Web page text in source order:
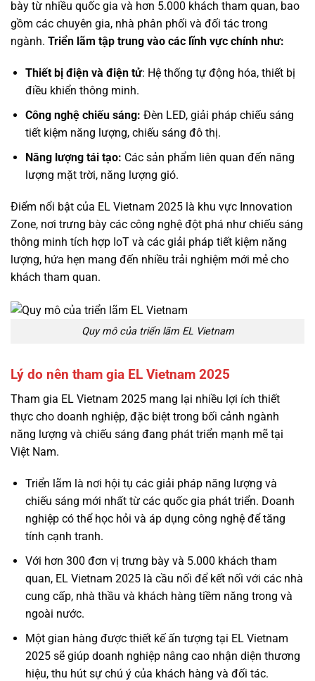
bày từ nhiều quốc gia và hơn 5.000 khách tham quan, bao
gồm các chuyên gia, nhà phân phối và đối tác trong
ngành. Triển lãm tập trung vào các lĩnh vực chính như:
Thiết bị điện và điện tử: Hệ thống tự động hóa, thiết bị
điều khiển thông minh.
Công nghệ chiếu sáng: Đèn LED, giải pháp chiếu sáng
tiết kiệm năng lượng, chiếu sáng đô thị.
Năng lượng tái tạo: Các sản phẩm liên quan đến năng
lượng mặt trời, năng lượng gió.
Điểm nổi bật của EL Vietnam 2025 là khu vực Innovation
Zone, nơi trưng bày các công nghệ đột phá như chiếu sáng
thông minh tích hợp IoT và các giải pháp tiết kiệm năng
lượng, hứa hẹn mang đến nhiều trải nghiệm mới mẻ cho
khách tham quan.
Quy mô của triển lãm EL Vietnam
Lý do nên tham gia EL Vietnam 2025
Tham gia EL Vietnam 2025 mang lại nhiều lợi ích thiết
thực cho doanh nghiệp, đặc biệt trong bối cảnh ngành
năng lượng và chiếu sáng đang phát triển mạnh mẽ tại
Việt Nam.
Triển lãm là nơi hội tụ các giải pháp năng lượng và
chiếu sáng mới nhất từ các quốc gia phát triển. Doanh
nghiệp có thể học hỏi và áp dụng công nghệ để tăng
tính cạnh tranh.
Với hơn 300 đơn vị trưng bày và 5.000 khách tham
quan, EL Vietnam 2025 là cầu nối để kết nối với các nhà
cung cấp, nhà thầu và khách hàng tiềm năng trong và
ngoài nước.
Một gian hàng được thiết kế ấn tượng tại EL Vietnam
2025 sẽ giúp doanh nghiệp nâng cao nhận diện thương
hiệu, thu hút sự chú ý của khách hàng và đối tác.